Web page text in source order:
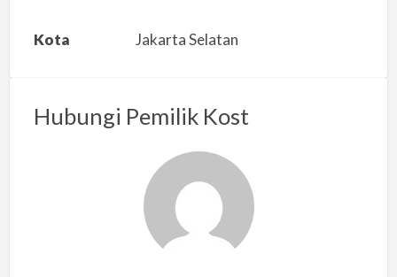
a
s
Kota Jakarta Selatan
Hubungi Pemilik Kost